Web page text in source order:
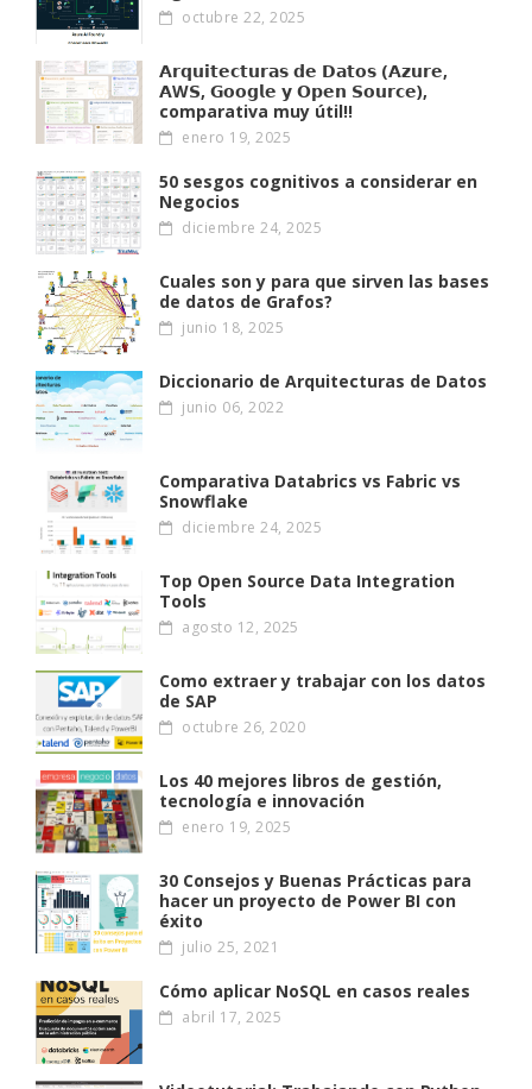
octubre 22, 2025
𝗔𝗿𝗾𝘂𝗶𝘁𝗲𝗰𝘁𝘂𝗿𝗮𝘀 𝗱𝗲 𝗗𝗮𝘁𝗼𝘀 (𝗔𝘇𝘂𝗿𝗲,
𝗔W𝗦, 𝗚𝗼𝗼𝗴𝗹𝗲 𝘆 𝗢𝗽𝗲𝗻 𝗦𝗼𝘂𝗿𝗰𝗲),
comparativa muy útil!!
enero 19, 2025
50 sesgos cognitivos a considerar en
Negocios
diciembre 24, 2025
Cuales son y para que sirven las bases
de datos de Grafos?
junio 18, 2025
Diccionario de Arquitecturas de Datos
junio 06, 2022
Comparativa Databrics vs Fabric vs
Snowflake
diciembre 24, 2025
Top Open Source Data Integration
Tools
agosto 12, 2025
Como extraer y trabajar con los datos
de SAP
octubre 26, 2020
Los 40 mejores libros de gestión,
tecnología e innovación
enero 19, 2025
30 Consejos y Buenas Prácticas para
hacer un proyecto de Power BI con
éxito
julio 25, 2021
Cómo aplicar NoSQL en casos reales
abril 17, 2025